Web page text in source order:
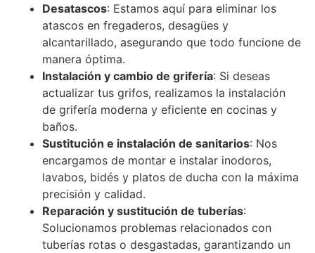
Desatascos: Estamos aquí para eliminar los
atascos en fregaderos, desagües y
alcantarillado, asegurando que todo funcione de
manera óptima.
Instalación y cambio de grifería: Si deseas
actualizar tus grifos, realizamos la instalación
de grifería moderna y eficiente en cocinas y
baños.
Sustitución e instalación de sanitarios: Nos
encargamos de montar e instalar inodoros,
lavabos, bidés y platos de ducha con la máxima
precisión y calidad.
Reparación y sustitución de tuberías:
Solucionamos problemas relacionados con
tuberías rotas o desgastadas, garantizando un